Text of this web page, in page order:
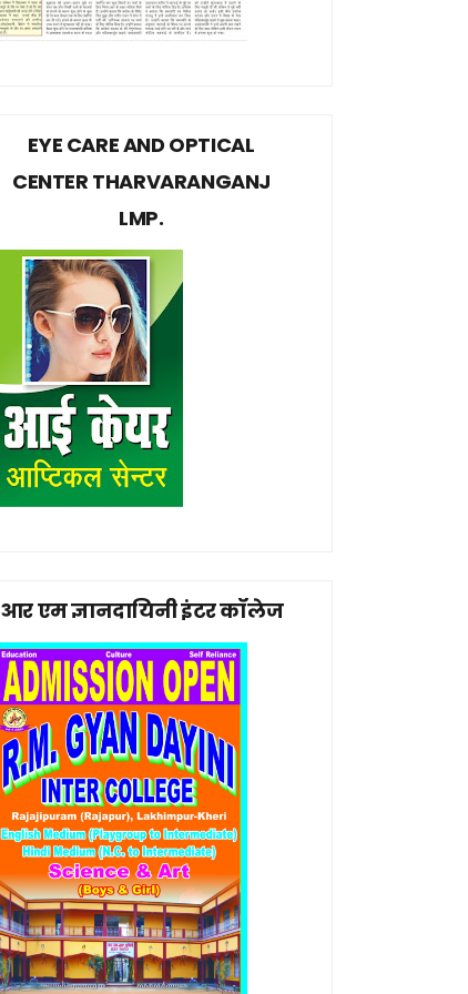
EYE CARE AND OPTICAL
CENTER THARVARANGANJ
LMP.
आर एम ज्ञानदायिनी इंटर कॉलेज